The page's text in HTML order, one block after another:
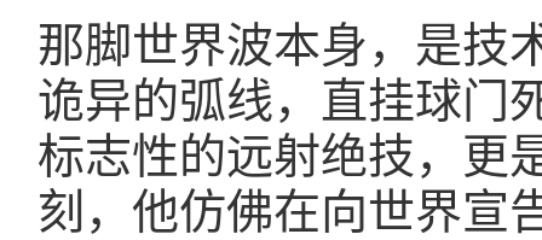
那脚世界波本身，是技
诡异的弧线，直挂球门
标志性的远射绝技，更
刻，他仿佛在向世界宣